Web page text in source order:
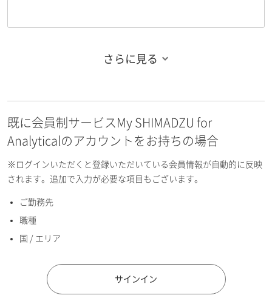
お名前フリガナ（名）
E-mailアドレス（半角英数）
国 / エリア
さらに見る
既に会員制サービスMy SHIMADZU for
Analyticalのアカウントをお持ちの場合
※ログインいただくと登録いただいている会員情報が自動的に反映
されます。追加で入力が必要な項目もございます。
ご勤務先
職種
国 / エリア
サインイン